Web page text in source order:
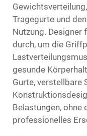
Tragegurte und
Nutzung. Designer
durch, um die
gesunde
Gurte, verstellbare
Belastungen, ohne
professionelles